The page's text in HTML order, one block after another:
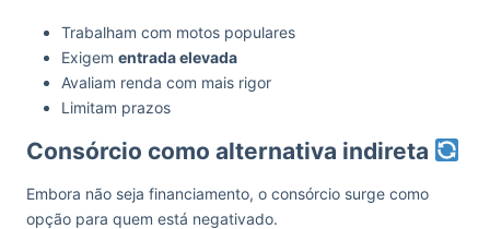
Trabalham com motos populares
Exigem entrada elevada
Avaliam renda com mais rigor
Limitam prazos
Consórcio como alternativa indireta
Embora não seja financiamento, o consórcio surge como
opção para quem está negativado.